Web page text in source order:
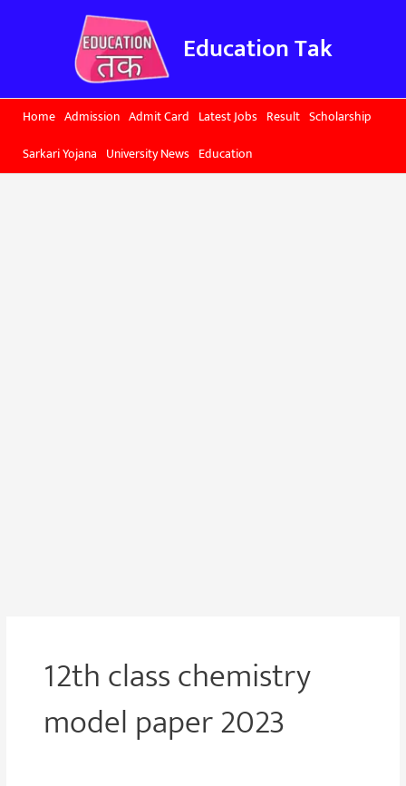
Education Tak
Home Admission Admit Card Latest Jobs Result Scholarship
Sarkari Yojana University News Education
12th class chemistry
model paper 2023